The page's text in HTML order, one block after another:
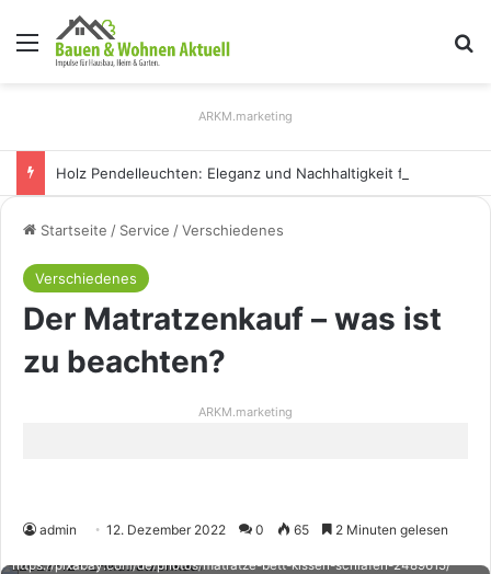
Menü
ARKM.marketing
Startseite / Service /Verschiedenes
Verschiedenes
Der Matratzenkauf – was ist
zu beachten?
ARKM.marketing
admin 12. Dezember 2022 0 65 2 Minuten gelesen
https://pixabay.com/de/photos/matratze-bett-kissen-schlafen-2489615/